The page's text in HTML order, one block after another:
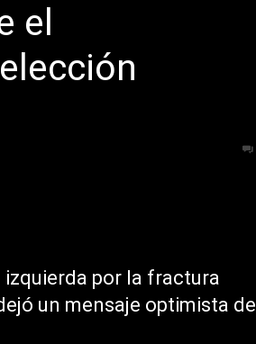
el
izquierda por la fractura
un mensaje optimista de